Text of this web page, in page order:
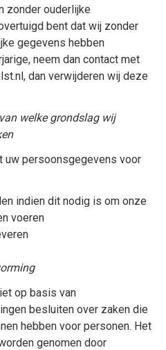
zonder ouderlijke
bent dat wij zonder
gegevens hebben
neem dan contact met
dan verwijderen wij deze
welke grondslag wij
uw persoonsgegevens voor
indien dit nodig is om onze
voeren
op basis van
besluiten over zaken die
hebben voor personen. Het
genomen door